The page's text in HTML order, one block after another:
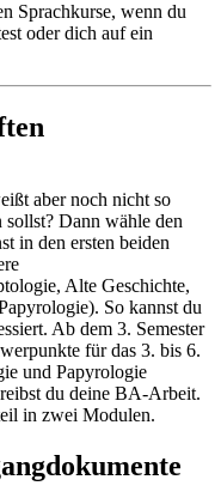
Sprachkurse, wenn du
oder dich auf ein
aber noch nicht so
Dann wähle den
in den ersten beiden
Alte Geschichte,
So kannst du
Ab dem 3. Semester
für das 3. bis 6.
und Papyrologie
du deine BA-Arbeit.
in zwei Modulen.